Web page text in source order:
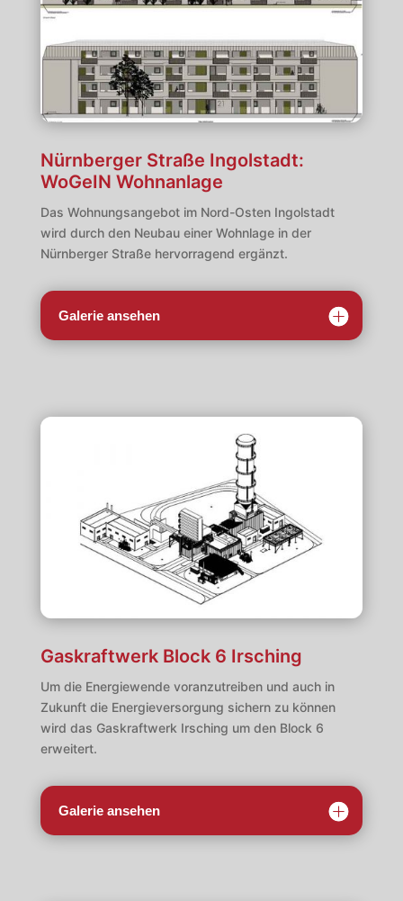
Nürnberger Straße Ingolstadt:
WoGeIN Wohnanlage
Das Wohnungsangebot im Nord-Osten Ingolstadt
wird durch den Neubau einer Wohnlage in der
Nürnberger Straße hervorragend ergänzt.
Galerie ansehen
Gaskraftwerk Block 6 Irsching
Um die Energiewende voranzutreiben und auch in
Zukunft die Energieversorgung sichern zu können
wird das Gaskraftwerk Irsching um den Block 6
erweitert.
Galerie ansehen